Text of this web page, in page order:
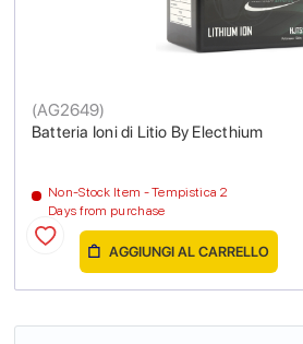
Batteria Ioni di Litio By Electhium
(AG2649)
Non-Stock Item - Tempistica 2
Days from purchase
AGGIUNGI AL CARRELLO